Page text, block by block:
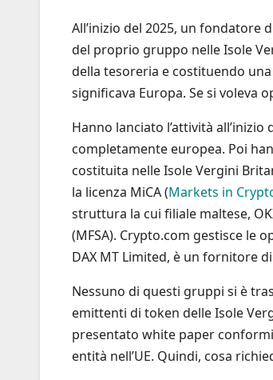
All’inizio del 2025, un fondatore
del proprio gruppo nelle Isole
della tesoreria e costituendo
significava Europa. Se si voleva
Hanno lanciato l’attività
completamente europea. Poi
costituita nelle Isole Vergini
la licenza MiCA (Markets in
struttura la cui filiale maltese,
(MFSA). Crypto.com gestisce le
DAX MT Limited, è un fornitore
Nessuno di questi gruppi si è
emittenti di token delle Isole
presentato white paper
entità nell’UE. Quindi, cosa